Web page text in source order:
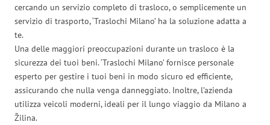
cercando un servizio completo di trasloco, o semplicemente un
servizio di trasporto, ‘Traslochi Milano’ ha la soluzione adatta a
te.
Una delle maggiori preoccupazioni durante un trasloco è la
sicurezza dei tuoi beni. ‘Traslochi Milano’ fornisce personale
esperto per gestire i tuoi beni in modo sicuro ed efficiente,
assicurando che nulla venga danneggiato. Inoltre, l’azienda
utilizza veicoli moderni, ideali per il lungo viaggio da Milano a
Žilina.